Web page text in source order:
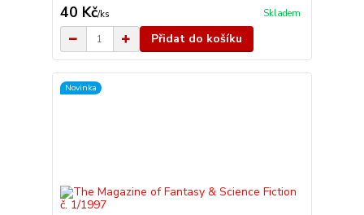
40 Kč/ks Skladem
Přidat do košíku
Novinka